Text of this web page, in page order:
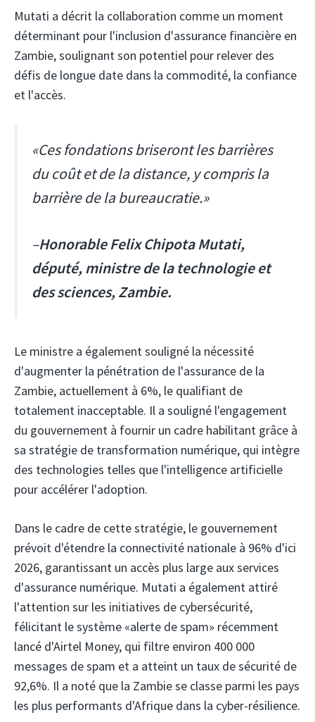
Mutati a décrit la collaboration comme un moment
déterminant pour l'inclusion d'assurance financière en
Zambie, soulignant son potentiel pour relever des
défis de longue date dans la commodité, la confiance
et l'accès.
«Ces fondations briseront les barrières
du coût et de la distance, y compris la
barrière de la bureaucratie.»
–Honorable Felix Chipota Mutati,
député, ministre de la technologie et
des sciences, Zambie.
Le ministre a également souligné la nécessité
d'augmenter la pénétration de l'assurance de la
Zambie, actuellement à 6%, le qualifiant de
totalement inacceptable. Il a souligné l'engagement
du gouvernement à fournir un cadre habilitant grâce à
sa stratégie de transformation numérique, qui intègre
des technologies telles que l'intelligence artificielle
pour accélérer l'adoption.
Dans le cadre de cette stratégie, le gouvernement
prévoit d'étendre la connectivité nationale à 96% d'ici
2026, garantissant un accès plus large aux services
d'assurance numérique. Mutati a également attiré
l'attention sur les initiatives de cybersécurité,
félicitant le système «alerte de spam» récemment
lancé d'Airtel Money, qui filtre environ 400 000
messages de spam et a atteint un taux de sécurité de
92,6%. Il a noté que la Zambie se classe parmi les pays
les plus performants d'Afrique dans la cyber-résilience.